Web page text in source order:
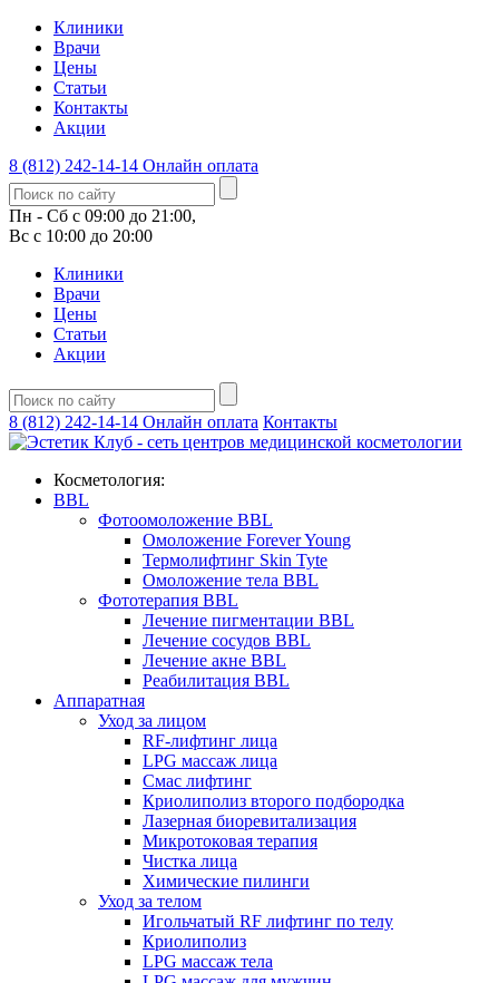
Клиники
Врачи
Цены
Статьи
Контакты
Акции
8 (812) 242-14-14 Онлайн оплата
Пн - Сб с 09:00 до 21:00,
Вс с 10:00 до 20:00
Клиники
Врачи
Цены
Статьи
Акции
8 (812) 242-14-14 Онлайн оплата Контакты
Косметология:
BBL
Фотоомоложение BBL
Омоложение Forever Young
Термолифтинг Skin Tyte
Омоложение тела BBL
Фототерапия BBL
Лечение пигментации BBL
Лечение сосудов BBL
Лечение акне BBL
Реабилитация BBL
Аппаратная
Уход за лицом
RF-лифтинг лица
LPG массаж лица
Смас лифтинг
Криолиполиз второго подбородка
Лазерная биоревитализация
Микротоковая терапия
Чистка лица
Химические пилинги
Уход за телом
Игольчатый RF лифтинг по телу
Криолиполиз
LPG массаж тела